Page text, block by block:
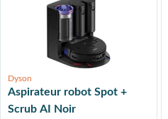
Dyson
Aspirateur robot Spot +
Scrub AI Noir